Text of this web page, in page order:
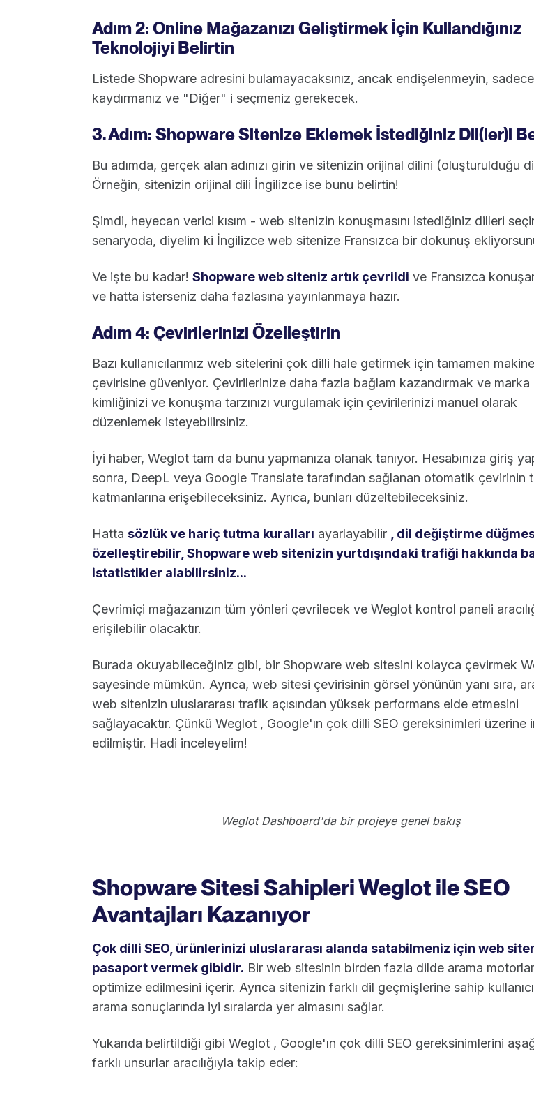
Adım 2: Online Mağazanızı Geliştirmek İçin Kullandığınız
Teknolojiyi Belirtin
Listede Shopware adresini bulamayacaksınız, ancak endişelenmeyin, sadece
kaydırmanız ve "Diğer" i seçmeniz gerekecek.
3. Adım: Shopware Sitenize Eklemek İstediğiniz Dil(ler)i
Bu adımda, gerçek alan adınızı girin ve sitenizin orijinal dilini (oluşturulduğu
Örneğin, sitenizin orijinal dili İngilizce ise bunu belirtin!
Şimdi, heyecan verici kısım - web sitenizin konuşmasını istediğiniz dilleri
senaryoda, diyelim ki İngilizce web sitenize Fransızca bir dokunuş
Ve işte bu kadar! Shopware web siteniz artık çevrildi ve Fransızca
ve hatta isterseniz daha fazlasına yayınlanmaya hazır.
Adım 4: Çevirilerinizi Özelleştirin
Bazı kullanıcılarımız web sitelerini çok dilli hale getirmek için tamamen makine
çevirisine güveniyor. Çevirilerinize daha fazla bağlam kazandırmak ve marka
kimliğinizi ve konuşma tarzınızı vurgulamak için çevirilerinizi manuel olarak
düzenlemek isteyebilirsiniz.
İyi haber, Weglot tam da bunu yapmanıza olanak tanıyor. Hesabınıza giriş
sonra, DeepL veya Google Translate tarafından sağlanan otomatik çevirinin
katmanlarına erişebileceksiniz. Ayrıca, bunları düzeltebileceksiniz.
Hatta sözlük ve hariç tutma kuralları ayarlayabilir
, dil değiştirme
özelleştirebilir, Shopware web sitenizin yurtdışındaki trafiği hakkında
istatistikler alabilirsiniz...
Çevrimiçi mağazanızın tüm yönleri çevrilecek ve Weglot kontrol paneli
erişilebilir olacaktır.
Burada okuyabileceğiniz gibi, bir Shopware web sitesini kolayca çevirmek
sayesinde mümkün. Ayrıca, web sitesi çevirisinin görsel yönünün yanı sıra,
web sitenizin uluslararası trafik açısından yüksek performans elde etmesini
sağlayacaktır. Çünkü Weglot , Google'ın çok dilli SEO gereksinimleri üzerine
edilmiştir. Hadi inceleyelim!
Weglot Dashboard'da bir projeye genel bakış
Shopware Sitesi Sahipleri Weglot ile SEO
Avantajları Kazanıyor
Çok dilli SEO, ürünlerinizi uluslararası alanda satabilmeniz için web
pasaport vermek gibidir. Bir web sitesinin birden fazla dilde arama
optimize edilmesini içerir. Ayrıca sitenizin farklı dil geçmişlerine sahip
arama sonuçlarında iyi sıralarda yer almasını sağlar.
Yukarıda belirtildiği gibi Weglot , Google'ın çok dilli SEO gereksinimlerini
farklı unsurlar aracılığıyla takip eder: